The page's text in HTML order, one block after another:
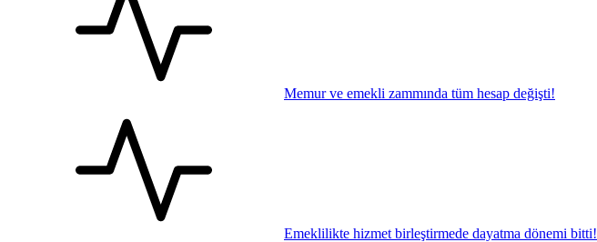
Memur ve emekli zammında tüm hesap değişti!
Emeklilikte hizmet birleştirmede dayatma dönemi bitti!